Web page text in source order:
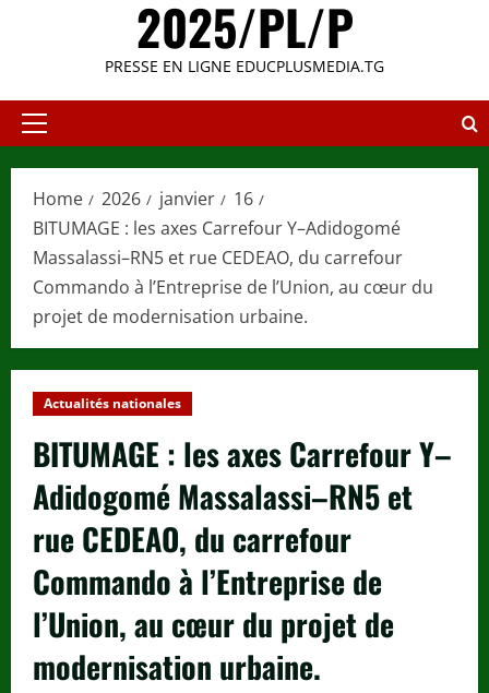
2025/PL/P
PRESSE EN LIGNE EDUCPLUSMEDIA.TG
Primary
Home 2026 janvier
16
BITUMAGE : les axes Carrefour Y–Adidogomé
Massalassi–RN5 et rue CEDEAO, du carrefour
Commando à l’Entreprise de l’Union, au cœur du
projet de modernisation urbaine.
Actualités nationales
BITUMAGE : les axes Carrefour Y–
Adidogomé Massalassi–RN5 et
rue CEDEAO, du carrefour
Commando à l’Entreprise de
l’Union, au cœur du projet de
modernisation urbaine.